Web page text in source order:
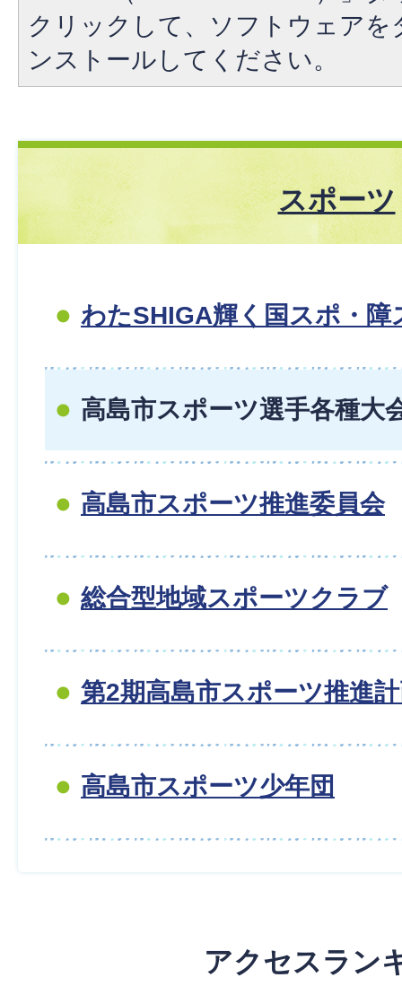
クリックして、ソフトウェア
ンストールしてください。
スポーツ
わたSHIGA輝く国スポ・障
高島市スポーツ選手各種大
高島市スポーツ推進委員会
総合型地域スポーツクラブ
第2期高島市スポーツ推進
高島市スポーツ少年団
アクセスラン